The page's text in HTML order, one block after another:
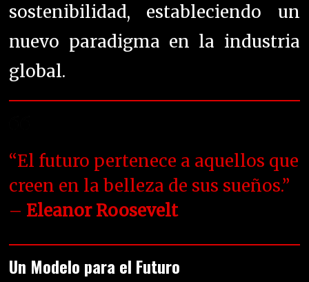
sostenibilidad, estableciendo un
nuevo paradigma en la industria
global.
“El futuro pertenece a aquellos que
creen en la belleza de sus sueños.”
– Eleanor Roosevelt
Un Modelo para el Futuro